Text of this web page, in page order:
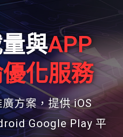
與APP
化服務
方案，提供 iOS
Google Play 平